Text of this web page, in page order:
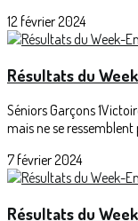
12 février 2024
Résultats du
Séniors Garçons
mais ne se ressemblent
7 février 2024
Résultats du